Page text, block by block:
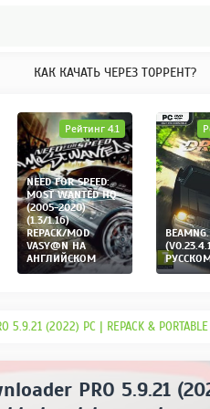
КАК КАЧАТЬ ЧЕРЕЗ ТОРРЕНТ?
NEED FOR SPEED:
MOST WANTED HQ
(2005-2020)
(1.3/1.16)
REPACK/MOD
VASY@N НА
АНГЛИЙСКОМ
Рейтинг 4.1
5.9.21 (2022) PC | REPACK & PORTABLE
PRO 5.9.21